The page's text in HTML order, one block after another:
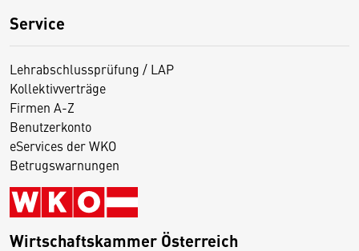
Service
Lehrabschlussprüfung / LAP
Kollektivverträge
Firmen A-Z
Benutzerkonto
eServices der WKO
Betrugswarnungen
Wirtschaftskammer Österreich